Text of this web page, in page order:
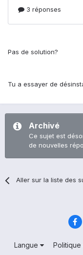
Pas de solution?
Tu a essayer de
Archivé
Ce sujet est
de nouvelles
Aller sur la liste des
Langue